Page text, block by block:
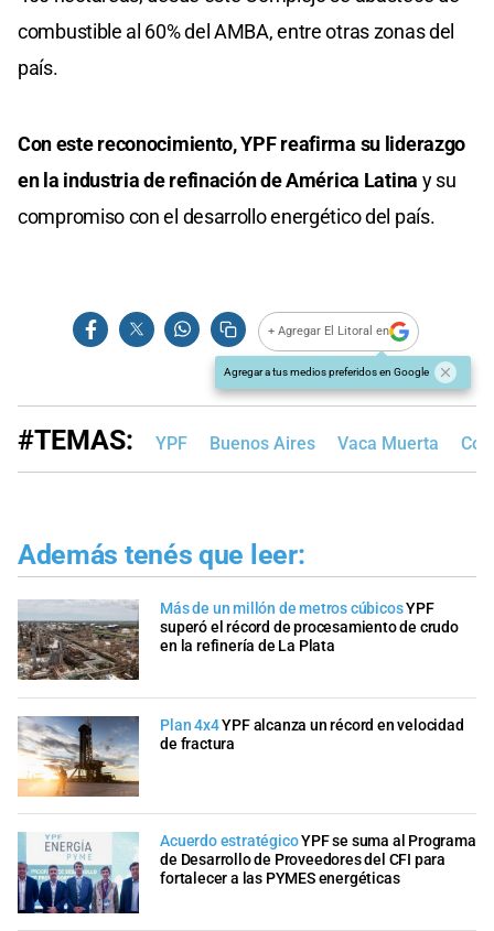
combustible al 60% del AMBA, entre otras zonas del
país.
Con este reconocimiento, YPF reafirma su liderazgo
en la industria de refinación de América Latina y su
compromiso con el desarrollo energético del país.
+ Agregar El Litoral en
Agregar a tus medios preferidos en Google
#TEMAS: YPF Buenos Aires Vaca Muerta
Además tenés que leer:
Más de un millón de metros cúbicosYPF
superó el récord de procesamiento de crudo
en la refinería de La Plata
Plan 4x4YPF alcanza un récord en velocidad
de fractura
Acuerdo estratégicoYPF se suma al Programa
de Desarrollo de Proveedores del CFI para
fortalecer a las PYMES energéticas